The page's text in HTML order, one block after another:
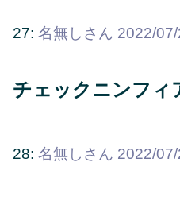
27: 名無しさん 2022/
チェックニンフィ
28: 名無しさん 2022/